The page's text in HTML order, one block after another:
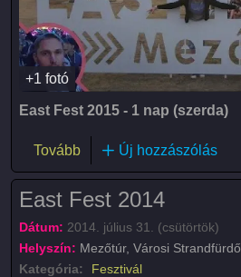
+1 fotó
East Fest 2015 - 1 nap (szerda)
Tovább(East Fest 2015)
Új hozzászólás
East Fest 2014
Dátum: 2014. július 31. (csütörtök)
Helyszín: Mezőtúr, Városi Strandfürdő
Kategória:
Fesztivál